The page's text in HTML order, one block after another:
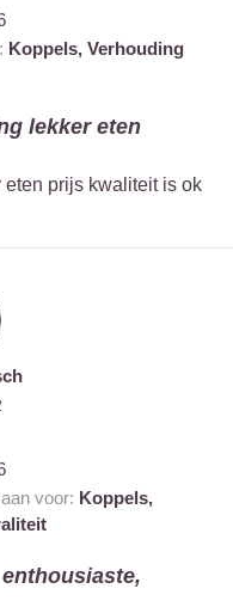
Koppels, Verhouding
lekker eten
prijs kwaliteit is ok
voor: Koppels,